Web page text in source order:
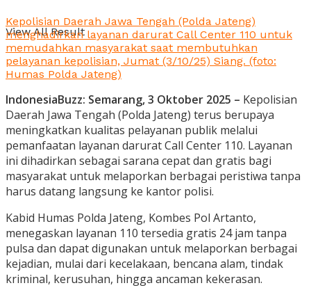
View All Result
Kepolisian Daerah Jawa Tengah (Polda Jateng)
menghadirkan layanan darurat Call Center 110 untuk
memudahkan masyarakat saat membutuhkan
pelayanan kepolisian, Jumat (3/10/25) Siang. (foto:
Humas Polda Jateng)
IndonesiaBuzz: Semarang, 3 Oktober 2025 – Kepolisian
Daerah Jawa Tengah (Polda Jateng) terus berupaya
meningkatkan kualitas pelayanan publik melalui
pemanfaatan layanan darurat Call Center 110. Layanan
ini dihadirkan sebagai sarana cepat dan gratis bagi
masyarakat untuk melaporkan berbagai peristiwa tanpa
harus datang langsung ke kantor polisi.
Kabid Humas Polda Jateng, Kombes Pol Artanto,
menegaskan layanan 110 tersedia gratis 24 jam tanpa
pulsa dan dapat digunakan untuk melaporkan berbagai
kejadian, mulai dari kecelakaan, bencana alam, tindak
kriminal, kerusuhan, hingga ancaman kekerasan.